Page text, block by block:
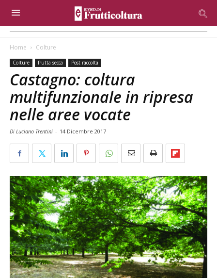
Home Colture
Colture frutta secca Post raccolta
Castagno: coltura
multifunzionale in ripresa
nelle aree vocate
Di Luciano Trentini - 14 Dicembre 2017